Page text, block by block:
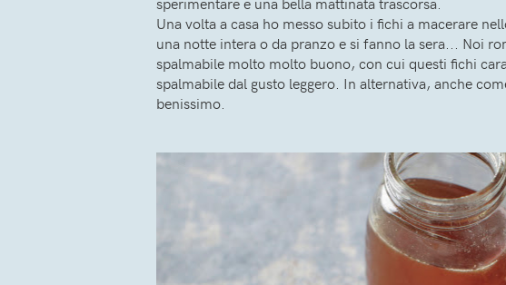
Una volta a casa ho messo subito i fichi a macerare
una notte intera o da pranzo e si fanno la sera... Noi
spalmabile molto molto buono, con cui questi fichi
spalmabile dal gusto leggero. In alternativa, anche
benissimo.